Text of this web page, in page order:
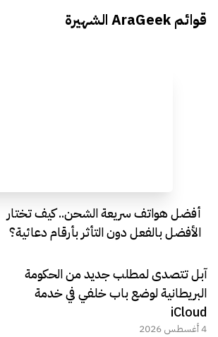
Everything Egypt
قوائم AraGeek الشهيرة
أفضل هواتف سريعة الشحن.. كيف تختار
الأفضل بالفعل دون التأثر بأرقام دعائية؟
آبل تتصدى لمطلب جديد من الحكومة
البريطانية لوضع باب خلفي في خدمة
iCloud
4 أغسطس 2026